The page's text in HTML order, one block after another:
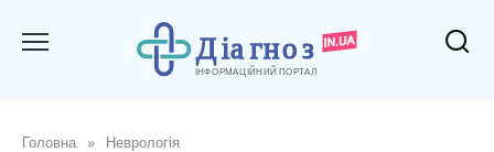
Головна » Неврологія